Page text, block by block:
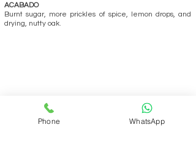
ACABADO
Burnt sugar, more prickles of spice, lemon drops, and
drying, nutty oak.
Phone WhatsApp